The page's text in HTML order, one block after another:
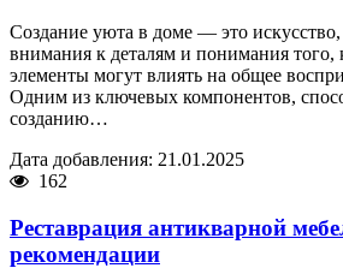
Создание уюта в доме — это искусство,
внимания к деталям и понимания того,
элементы могут влиять на общее
Одним из ключевых компонентов,
созданию…
Дата добавления: 21.01.2025
162
Реставрация антикварной
рекомендации